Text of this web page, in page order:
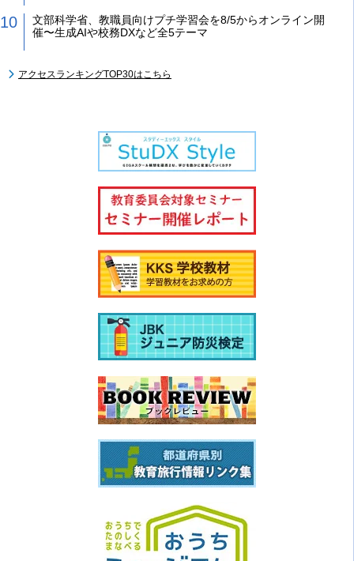
文部科学省、教職員向けプチ学習会を8/5からオンライン開
催〜生成AIや校務DXなど全5テーマ
アクセスランキングTOP30はこちら